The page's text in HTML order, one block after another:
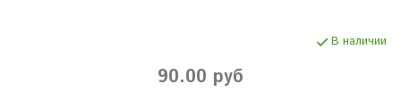
В наличии
90.00 руб